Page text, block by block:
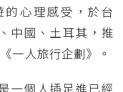
心理感受，於台
中國、土耳其，推
一人旅行企劃》。
一個人插足進已經